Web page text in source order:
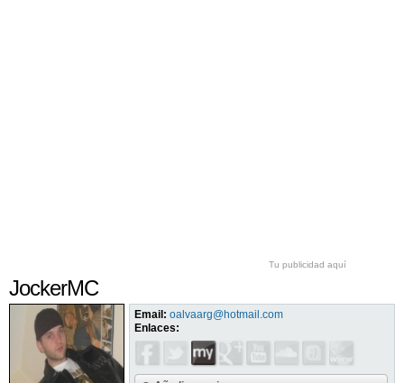
Tu publicidad aquí
JockerMC
Email: oalvaarg@hotmail.com
Enlaces: